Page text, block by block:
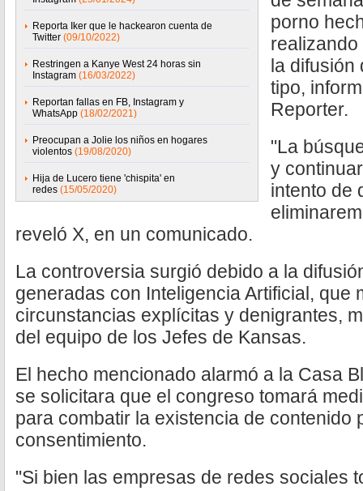
Reporta Iker que le hackearon cuenta de
Twitter (09/10/2022)
Restringen a Kanye West 24 horas sin
Instagram (16/03/2022)
Reportan fallas en FB, Instagram y
WhatsApp (18/02/2021)
Preocupan a Jolie los niños en hogares
violentos (19/08/2020)
Hija de Lucero tiene 'chispita' en
redes (15/05/2020)
porno
la difusión
tipo,
Reporter.
"La
y
intento de
reveló X, en un comunicado.
La controversia surgió debido a la
generadas con Inteligencia Artificial, que
circunstancias explícitas y denigrantes,
del equipo de los Jefes de Kansas.
El hecho mencionado alarmó a la Casa
se solicitara que el congreso tomará
para combatir la existencia de contenido
consentimiento.
"Si bien las empresas de redes sociales